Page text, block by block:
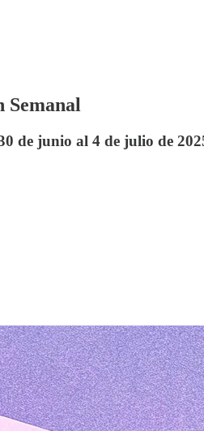
Semanal
de junio al 4 de julio de